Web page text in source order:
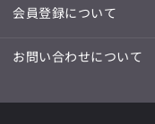
会員登録について
お問い合わせについて